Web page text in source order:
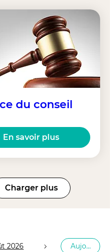
du conseil
En savoir plus
Charger plus
2026 Aujourd'hui